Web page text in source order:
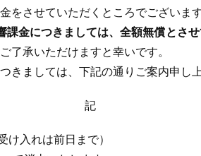
をさせていただくところでございま
金につきましては、全額無償とさ
了承いただけますと幸いです。
きましては、下記の通りご案内申し上
記
け入れは前日まで）